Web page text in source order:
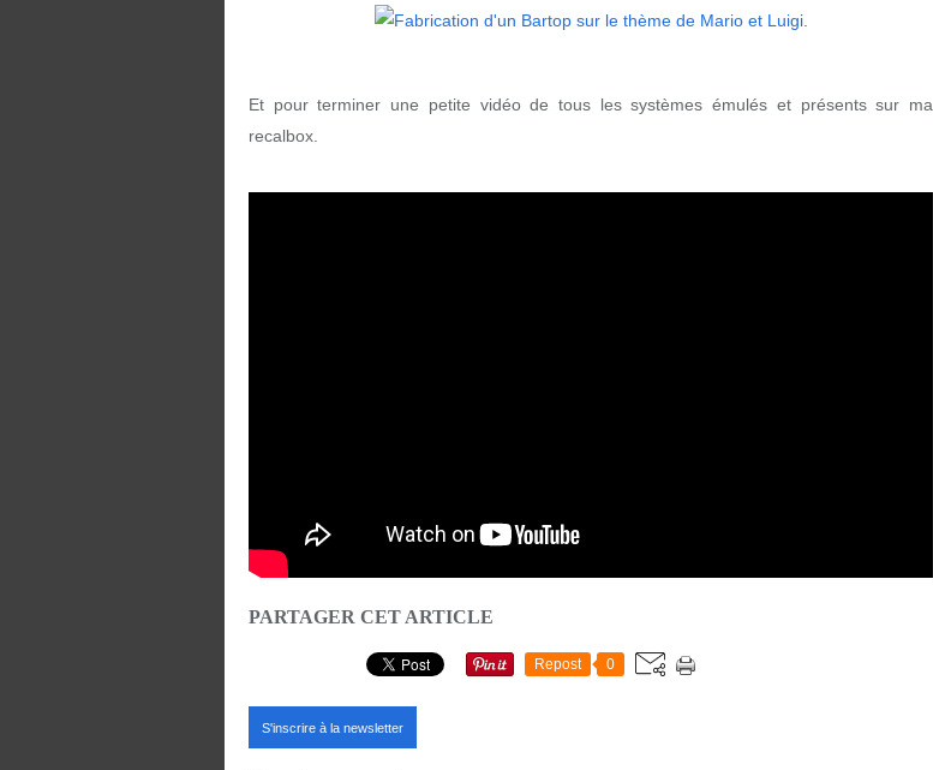
Et pour terminer une petite vidéo de tous les systèmes émulés et présents sur ma
recalbox.
PARTAGER CET ARTICLE
Repost 0
S'inscrire à la newsletter